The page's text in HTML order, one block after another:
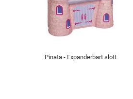
Pinata - Expanderbart slott